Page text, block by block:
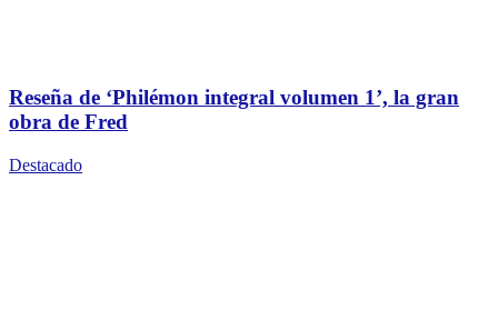
Reseña de ‘Philémon integral volumen 1’, la gran
obra de Fred
Destacado